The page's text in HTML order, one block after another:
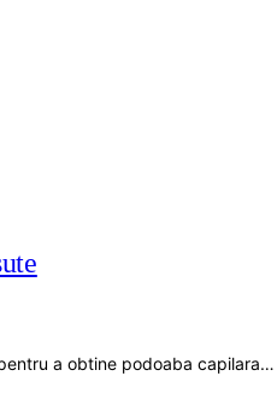
a obtine podoaba capilara…